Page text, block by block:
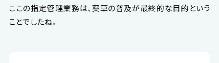
ここの指定管理業務は、薬草の普及が最終的な目的という
ことでしたね。